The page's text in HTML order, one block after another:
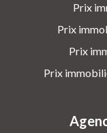
Prix
Prix
Prix
Prix